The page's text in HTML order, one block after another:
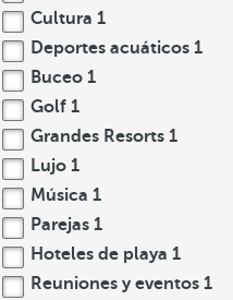
Cultura 1
Deportes acuáticos 1
Buceo 1
Golf 1
Grandes Resorts 1
Lujo 1
Música 1
Parejas 1
Hoteles de playa 1
Reuniones y eventos 1